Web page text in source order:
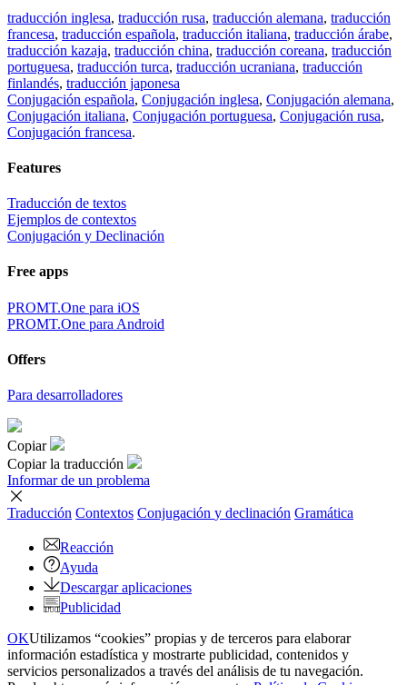
traducción inglesa, traducción rusa, traducción alemana, traducción
francesa, traducción española, traducción italiana, traducción árabe,
traducción kazaja, traducción china, traducción coreana, traducción
portuguesa, traducción turca, traducción ucraniana, traducción
finlandés, traducción japonesa
Conjugación española, Conjugación inglesa, Conjugación alemana,
Conjugación italiana, Conjugación portuguesa, Conjugación rusa,
Conjugación francesa.
Features
Traducción de textos
Ejemplos de contextos
Conjugación y Declinación
Free apps
PROMT.One para iOS
PROMT.One para Android
Offers
Para desarrolladores
Copiar
Copiar la traducción
Informar de un problema
Traducción Contextos Conjugación y declinación Gramática
Reacción
Ayuda
Descargar aplicaciones
Publicidad
OKUtilizamos “cookies” propias y de terceros para elaborar
información estadística y mostrarte publicidad, contenidos y
servicios personalizados a través del análisis de tu navegación.